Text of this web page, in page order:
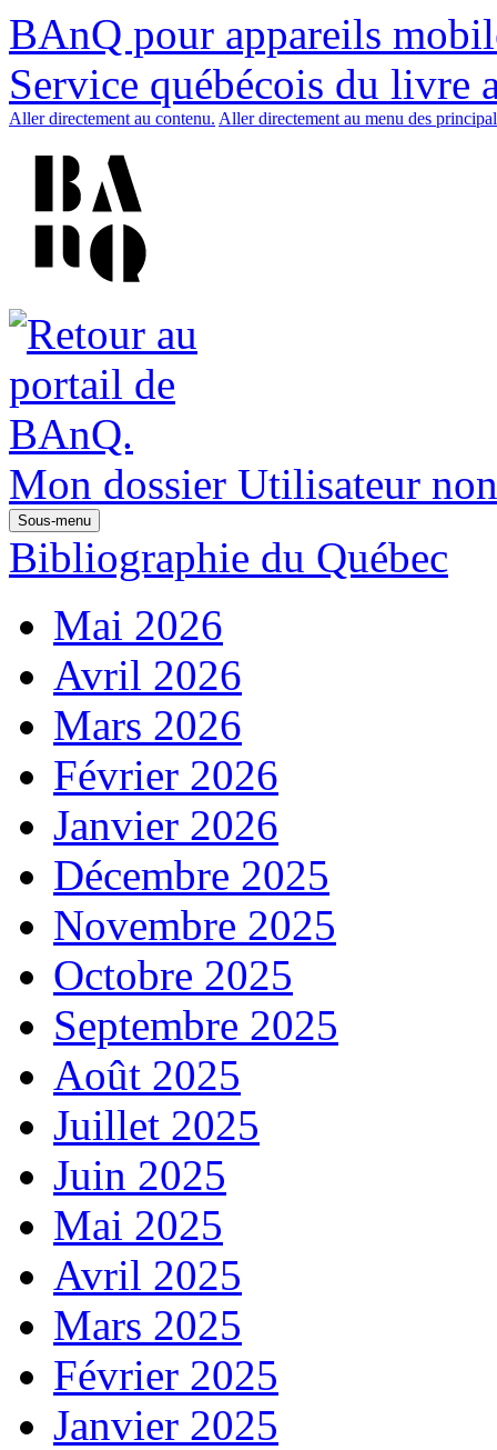
BAnQ pour appareils
Service québécois du livre
Aller directement au contenu. Aller directement au menu des
Mon dossier Utilisateur
Sous-menu
Bibliographie du Québec
Mai 2026
Avril 2026
Mars 2026
Février 2026
Janvier 2026
Décembre 2025
Novembre 2025
Octobre 2025
Septembre 2025
Août 2025
Juillet 2025
Juin 2025
Mai 2025
Avril 2025
Mars 2025
Février 2025
Janvier 2025